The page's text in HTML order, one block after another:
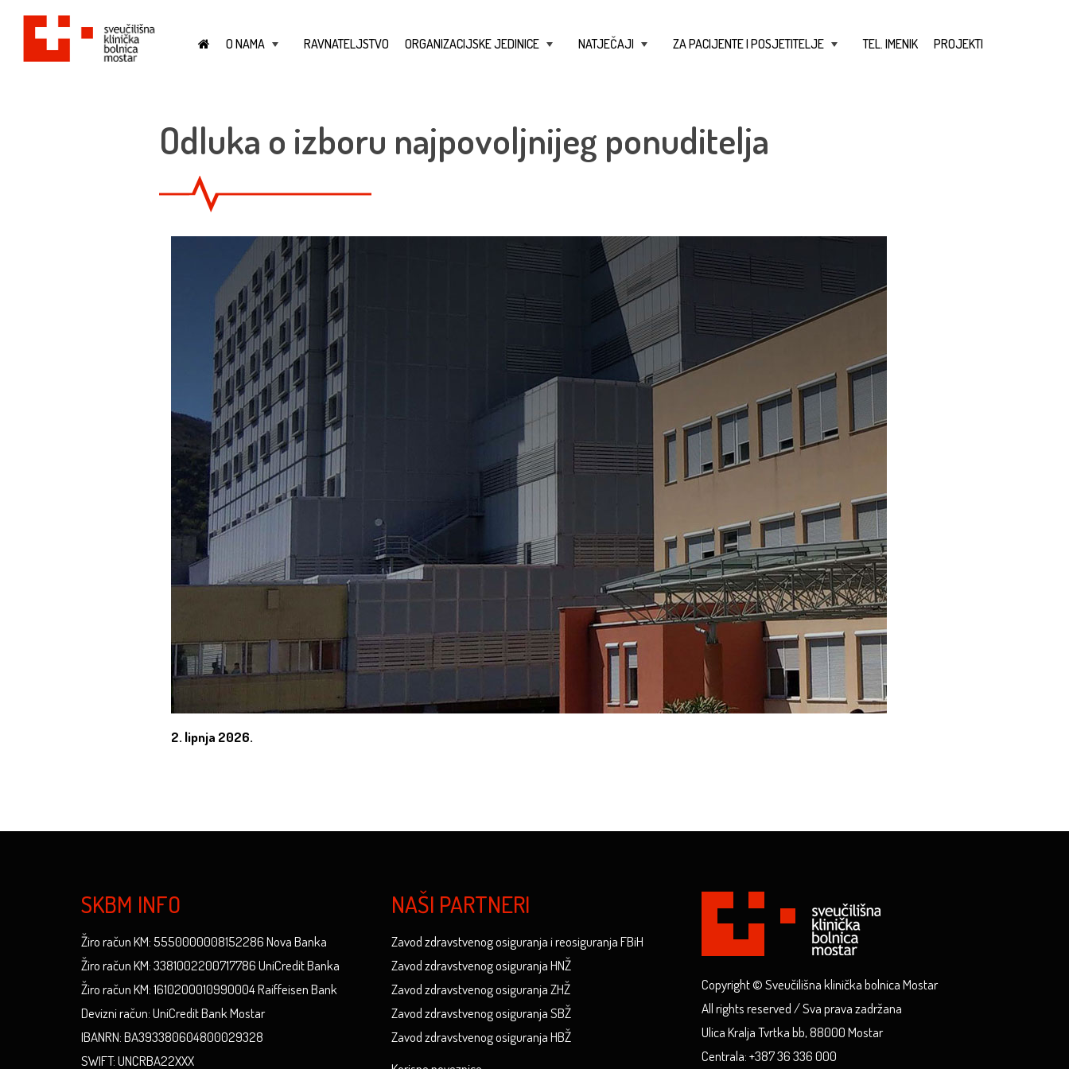
O NAMA RAVNATELJSTVO ORGANIZACIJSKE JEDINICE NATJEČAJI ZA PACIJENTE I POSJETITELJE TEL. IMENIK PROJEKTI
Odluka o izboru najpovoljnijeg ponuditelja
2. lipnja 2026.
SKBM INFO
Žiro račun KM: 5550000008152286 Nova Banka
Žiro račun KM: 3381002200717786 UniCredit Banka
Žiro račun KM: 1610200010990004 Raiffeisen Bank
Devizni račun: UniCredit Bank Mostar
IBANRN: BA393380604800029328
SWIFT: UNCRBA22XXX
NAŠI PARTNERI
Zavod zdravstvenog osiguranja i reosiguranja FBiH
Zavod zdravstvenog osiguranja HNŽ
Zavod zdravstvenog osiguranja ZHŽ
Zavod zdravstvenog osiguranja SBŽ
Zavod zdravstvenog osiguranja HBŽ
Copyright © Sveučilišna klinička bolnica Mostar
All rights reserved / Sva prava zadržana
Ulica Kralja Tvrtka bb, 88000 Mostar
Centrala: +387 36 336 000